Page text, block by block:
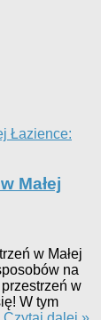
Małej
w Małej
na
w
W tym